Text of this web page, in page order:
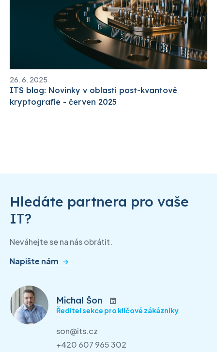
26. 6. 2025
ITS blog: Novinky v oblasti post-kvantové
kryptografie - červen 2025
Hledáte partnera pro vaše
IT?
Neváhejte se na nás obrátit.
Napište nám
Michal Šon
Ředitel sekce pro klíčové zákázníky
son@its.cz
+420 607 965 302